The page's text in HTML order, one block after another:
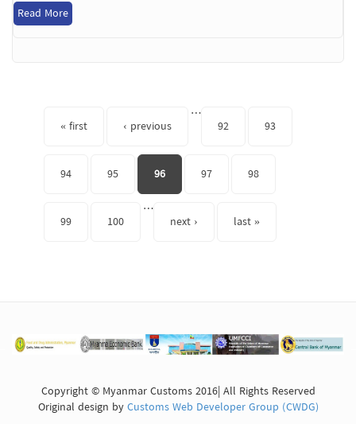
Read More
« first ‹ previous
…
92
93
94 95 96 97 98
99 100
…
next ›
last »
Copyright © Myanmar Customs 2016| All Rights Reserved
Original design byCustoms Web Developer Group (CWDG)